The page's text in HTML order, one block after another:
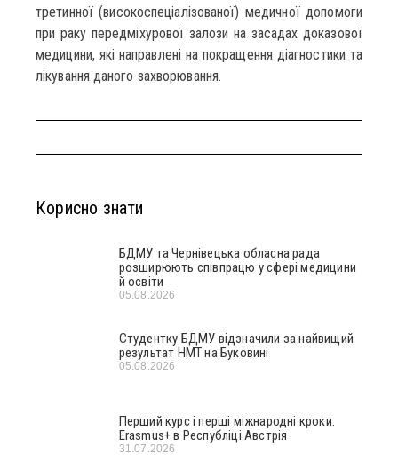
третинної (високоспеціалізованої) медичної допомоги
при раку передміхурової залози на засадах доказової
медицини, які направлені на покращення діагностики та
лікування даного захворювання.
Корисно знати
БДМУ та Чернівецька обласна рада
розширюють співпрацю у сфері медицини
й освіти
05.08.2026
Студентку БДМУ відзначили за найвищий
результат НМТ на Буковині
05.08.2026
Перший курс і перші міжнародні кроки:
Erasmus+ в Республіці Австрія
31.07.2026